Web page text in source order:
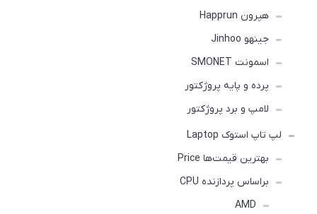
هپرون Happrun
جینهو Jinhoo
اسمونت SMONET
پرده و پایه پروژکتور
لامپ و برد پروژکتور
لپ تاپ استوک Laptop
بهترین قیمت‌ها Price
براساس پردازنده CPU
AMD